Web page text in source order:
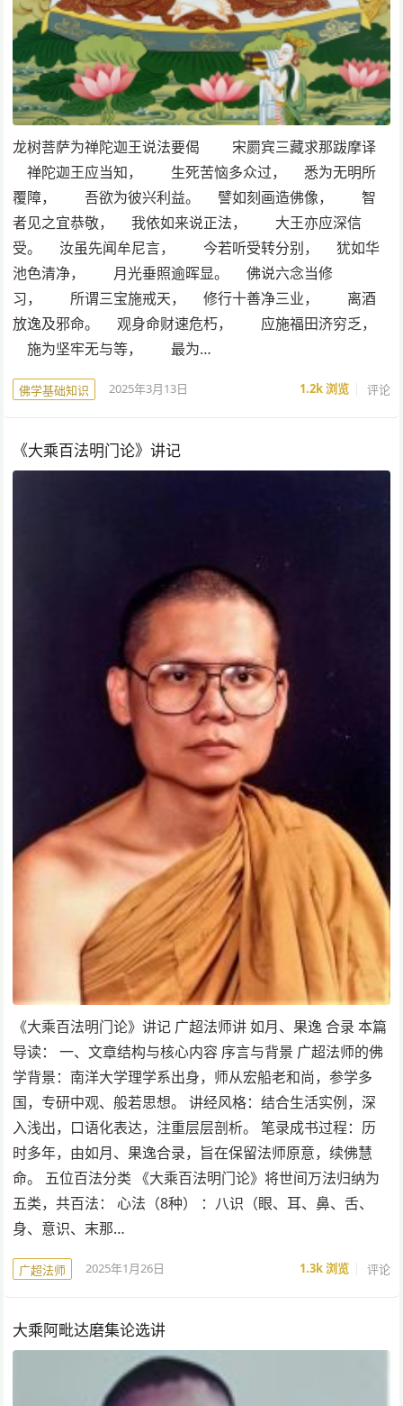
龙树菩萨为禅陀迦王说法要偈 宋罽宾三藏求那跋摩译
禅陀迦王应当知， 生死苦恼多众过， 悉为无明所
覆障， 吾欲为彼兴利益。 譬如刻画造佛像， 智
者见之宜恭敬， 我依如来说正法， 大王亦应深信
受。 汝虽先闻牟尼言， 今若听受转分别， 犹如华
池色清净， 月光垂照逾晖显。 佛说六念当修
习， 所谓三宝施戒天， 修行十善净三业， 离酒
放逸及邪命。 观身命财速危朽， 应施福田济穷乏，
施为坚牢无与等， 最为…
佛学基础知识 2025年3月13日 1.2k浏览 评论
《大乘百法明门论》讲记
《大乘百法明门论》讲记 广超法师讲 如月、果逸 合录 本篇
导读： 一、文章结构与核心内容 序言与背景 广超法师的佛
学背景：南洋大学理学系出身，师从宏船老和尚，参学多
国，专研中观、般若思想。 讲经风格：结合生活实例，深
入浅出，口语化表达，注重层层剖析。 笔录成书过程：历
时多年，由如月、果逸合录，旨在保留法师原意，续佛慧
命。 五位百法分类 《大乘百法明门论》将世间万法归纳为
五类，共百法： 心法（8种） ：八识（眼、耳、鼻、舌、
身、意识、末那…
广超法师 2025年1月26日 1.3k浏览 评论
大乘阿毗达磨集论选讲